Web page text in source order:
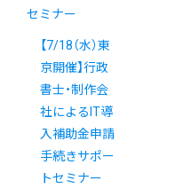
セミナー
【7/18（水）東
京開催】行政
書士・制作会
社によるIT導
入補助金申請
手続きサポー
トセミナー